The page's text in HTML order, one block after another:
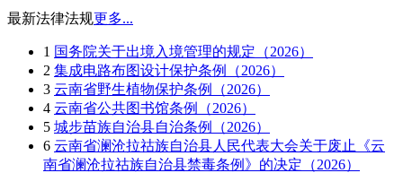
最新法律法规更多...
1 国务院关于出境入境管理的规定（2026）
2 集成电路布图设计保护条例（2026）
3 云南省野生植物保护条例（2026）
4 云南省公共图书馆条例（2026）
5 城步苗族自治县自治条例（2026）
6 云南省澜沧拉祜族自治县人民代表大会关于废止《云
南省澜沧拉祜族自治县禁毒条例》的决定（2026）